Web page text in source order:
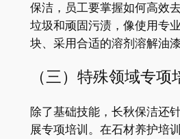
保洁，员工要掌握如何高效
垃圾和顽固污渍，像使用专
块、采用合适的溶剂溶解油
（三）特殊领域专项
除了基础技能，长秋保洁还
展专项培训。在石材养护培